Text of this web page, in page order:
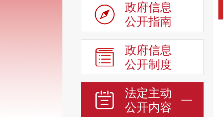
政府信息
公开指南
政府信息
公开制度
法定主动
公开内容